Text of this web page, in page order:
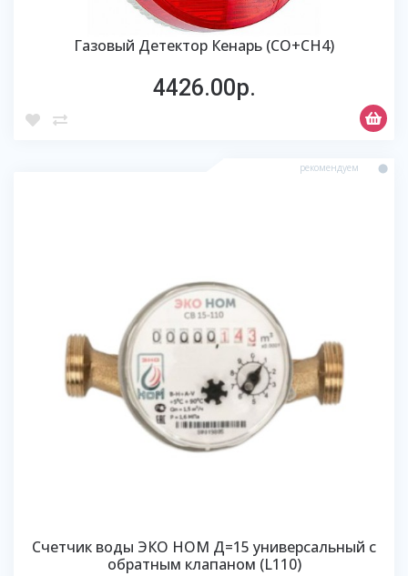
Газовый Детектор Кенарь (СО+СН4)
4426.00р.
Счетчик воды ЭКО HOM Д=15 универсальный с
обратным клапаном (L110)